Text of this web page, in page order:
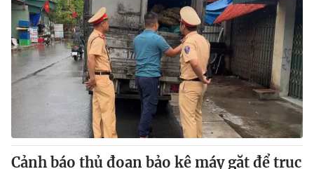
Cảnh báo thủ đoạn bảo kê máy gặt để trục